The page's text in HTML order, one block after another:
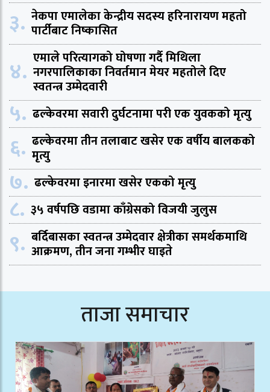
३. नेकपा एमालेका केन्द्रीय सदस्य हरिनारायण महतो
पार्टीबाट निष्कासित
४. एमाले परित्यागको घोषणा गर्दै मिथिला
नगरपालिकाका निवर्तमान मेयर महतोले दिए
स्वतन्त्र उम्मेदवारी
५. ढल्केवरमा सवारी दुर्घटनामा परी एक युवकको मृत्यु
६. ढल्केवरमा तीन तलाबाट खसेर एक वर्षीय बालकको
मृत्यु
७. ढल्केवरमा इनारमा खसेर एकको मृत्यु
८. ३५ वर्षपछि वडामा काँग्रेसको विजयी जुलुस
९. बर्दिबासका स्वतन्त्र उम्मेदवार क्षेत्रीका समर्थकमाथि
आक्रमण, तीन जना गम्भीर घाइते
ताजा समाचार